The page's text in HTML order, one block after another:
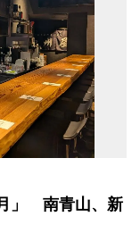
」 南青山、新